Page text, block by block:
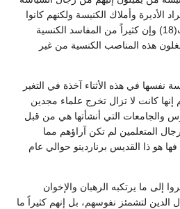
الأديرة وأملاك الكنيسة ولكنهم كانوا
يتجاهلون ما عليهم من التبعات(18) وإن كثيراً من المفاسد الكنسية
هذه المناصب الكنسية من غير
نفسها في هذه الأثناء آخذة في التغير
إنها كانت لا تزال تخرج علماء مجدين
والجامعات التي أنشأتها هي من قبل
المتعلمين لم تكن آراؤهم مما
هو ذا القديس برناردينو حوالي عام
إلى ما يرتكبه الرهبان والإخوان
الدين لتشمئز نفوسهم، بل إنهم كثيراً ما